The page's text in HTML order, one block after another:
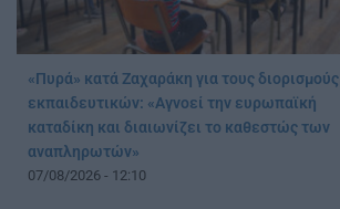
«Πυρά» κατά Ζαχαράκη για τους διορισμούς
εκπαιδευτικών: «Αγνοεί την ευρωπαϊκή
καταδίκη και διαιωνίζει το καθεστώς των
αναπληρωτών»
07/08/2026 - 12:10